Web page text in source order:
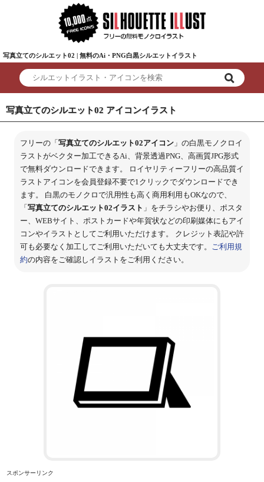
写真立てのシルエット02 | 無料のAi・PNG白黒シルエットイラスト
写真立てのシルエット02 アイコンイラスト
フリーの「 写真立てのシルエット02アイコン」の白黒モノクロイ
ラストがベクター加工できるAi、背景透過PNG、高画質JPG形式
で無料ダウンロードできます。 ロイヤリティーフリーの高品質イ
ラストアイコンを会員登録不要で1クリックでダウンロードでき
ます。 白黒のモノクロで汎用性も高く商用利用もOKなので、
「 写真立てのシルエット02イラスト 」をチラシやお便り、ポスタ
ー、WEBサイト、ポストカードや年賀状などの印刷媒体にもアイ
コンやイラストとしてご利用いただけます。 クレジット表記や許
可も必要なく加工してご利用いただいても大丈夫です。 ご利用規
約の内容をご確認しイラストをご利用ください。
スポンサーリンク